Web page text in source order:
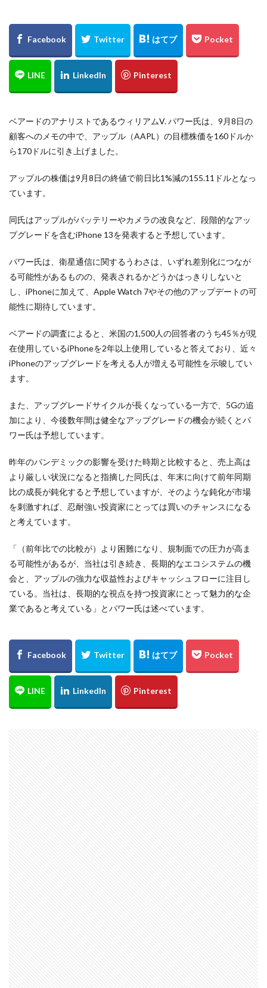
ベアードのアナリストであるウィリアムV. パワー氏は、9月8日の
顧客へのメモの中で、アップル（AAPL）の目標株価を160ドルか
ら170ドルに引き上げました。
アップルの株価は9月8日の終値で前日比1%減の155.11ドルとなっ
ています。
同氏はアップルがバッテリーやカメラの改良など、段階的なアッ
プグレードを含むiPhone 13を発表すると予想しています。
パワー氏は、衛星通信に関するうわさは、いずれ差別化につなが
る可能性があるものの、発表されるかどうかはっきりしないと
し、iPhoneに加えて、Apple Watch 7やその他のアップデートの可
能性に期待しています。
ベアードの調査によると、米国の1,500人の回答者のうち45％が現
在使用しているiPhoneを2年以上使用していると答えており、近々
iPhoneのアップグレードを考える人が増える可能性を示唆してい
ます。
また、アップグレードサイクルが長くなっている一方で、5Gの追
加により、今後数年間は健全なアップグレードの機会が続くとパ
ワー氏は予想しています。
昨年のパンデミックの影響を受けた時期と比較すると、売上高は
より厳しい状況になると指摘した同氏は、年末に向けて前年同期
比の成長が鈍化すると予想していますが、そのような鈍化が市場
を刺激すれば、忍耐強い投資家にとっては買いのチャンスになる
と考えています。
「（前年比での比較が）より困難になり、規制面での圧力が高ま
る可能性があるが、当社は引き続き、長期的なエコシステムの機
会と、アップルの強力な収益性およびキャッシュフローに注目し
ている。当社は、長期的な視点を持つ投資家にとって魅力的な企
業であると考えている」とパワー氏は述べています。